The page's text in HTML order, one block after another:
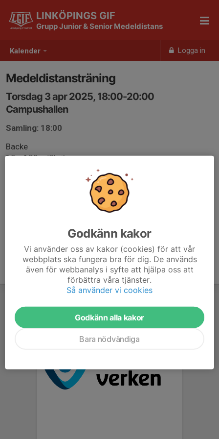
Kalender Logga in
LINKÖPINGS GIF
Grupp Junior & Senior Medeldistans
Medeldistansträning
Torsdag 3 apr 2025, 18:00-20:00
Campushallen
Samling: 18:00
Backe
10 x 120m/2’ vila
Godkänn kakor
Vi använder oss av kakor (cookies) för att vår
webbplats ska fungera bra för dig. De används
även för webbanalys i syfte att hjälpa oss att
förbättra våra tjänster.
Så använder vi cookies
Godkänn alla kakor
Bara nödvändiga